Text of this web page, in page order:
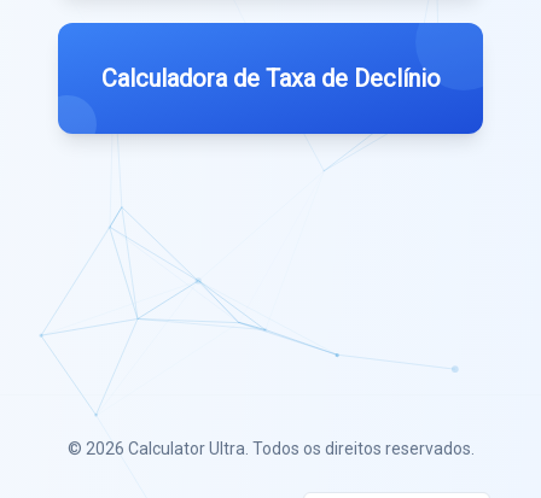
Calculadora de Taxa de Declínio
© 2026 Calculator Ultra . Todos os direitos reservados.